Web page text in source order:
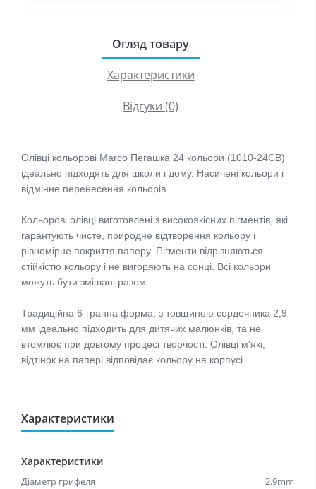
Огляд товару
Характеристики
Відгуки (0)
Олівці кольорові Marco Пегашка 24 кольори (1010-24CB)
ідеально підходять для школи і дому. Насичені кольори і
відмінне перенесення кольорів.
Кольорові олівці виготовлені з високоякісних пігментів, які
гарантують чисте, природне відтворення кольору і
рівномірне покриття паперу. Пігменти відрізняються
стійкістю кольору і не вигоряють на сонці. Всі кольори
можуть бути змішані разом.
Традиційна 6-гранна форма, з товщиною сердечника 2,9
мм ідеально підходить для дитячих малюнків, та не
втомлює при довгому процесі творчості. Олівці м'які,
відтінок на папері відповідає кольору на корпусі.
Характеристики
Характеристики
Діаметр грифеля
2.9mm